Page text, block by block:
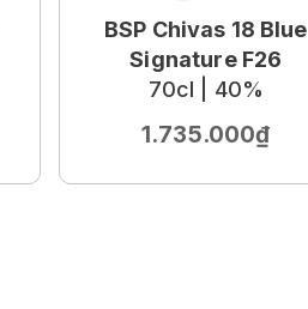
BSP Chivas 18 Blue
Signature F26
70cl | 40%
1.735.000₫